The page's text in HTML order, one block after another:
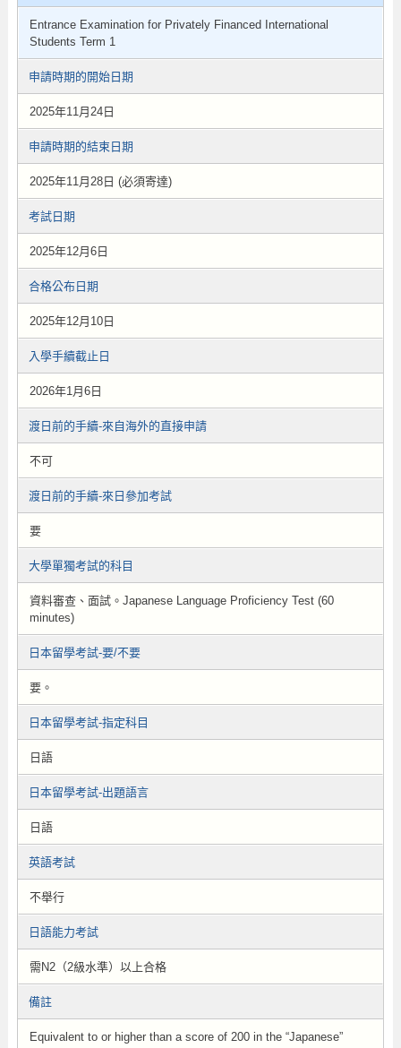
Entrance Examination for Privately Financed International
Students Term 1
申請時期的開始日期
2025年11月24日
申請時期的結束日期
2025年11月28日 (必須寄達)
考試日期
2025年12月6日
合格公布日期
2025年12月10日
入學手續截止日
2026年1月6日
渡日前的手續-來自海外的直接申請
不可
渡日前的手續-來日參加考試
要
大學單獨考試的科目
資料審查、面試。Japanese Language Proficiency Test (60
minutes)
日本留學考試-要/不要
要。
日本留學考試-指定科目
日語
日本留學考試-出題語言
日語
英語考試
不舉行
日語能力考試
需N2（2級水準）以上合格
備註
Equivalent to or higher than a score of 200 in the “Japanese”